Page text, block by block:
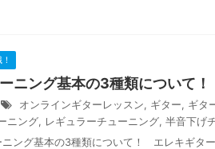
ニング基本の3種類について！
オンラインギターレッスン, ギター, ギタ
ニング, レギュラーチューニング, 半音下げ
ング基本の3種類について！ エレキギタ